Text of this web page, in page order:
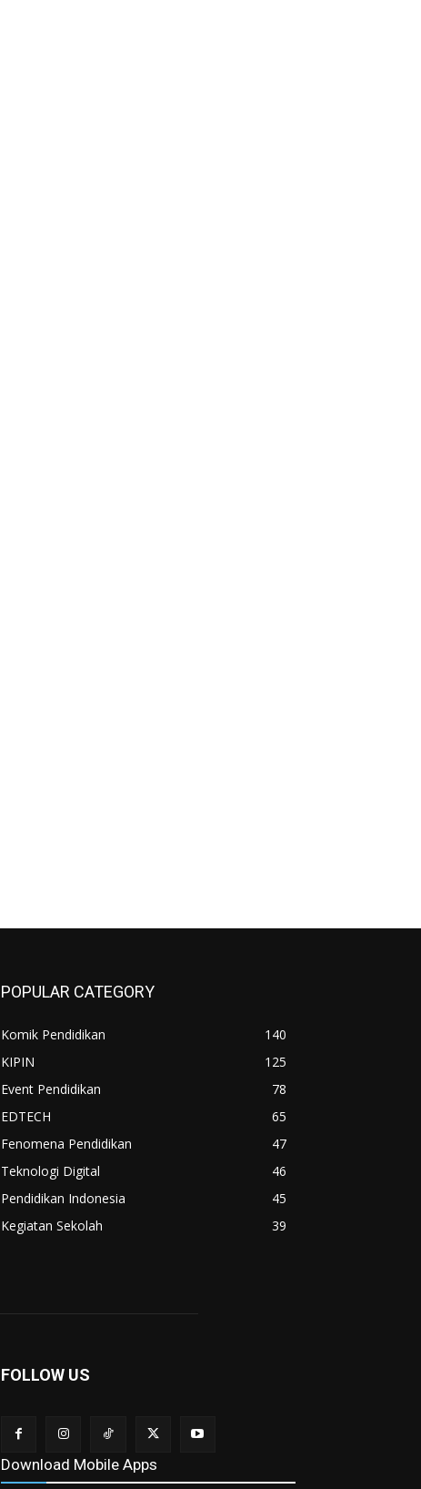
POPULAR CATEGORY
Komik Pendidikan
140
KIPIN
125
Event Pendidikan
78
EDTECH
65
Fenomena Pendidikan
47
Teknologi Digital
46
Pendidikan Indonesia
45
Kegiatan Sekolah
39
FOLLOW US
Download Mobile Apps